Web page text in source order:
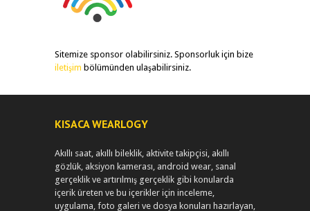
Sitemize sponsor olabilirsiniz. Sponsorluk için bize
iletişim bölümünden ulaşabilirsiniz.
KISACA WEARLOGY
Akıllı saat, akıllı bileklik, aktivite takipçisi, akıllı
gözlük, aksiyon kamerası, android wear, sanal
gerçeklik ve artırılmış gerçeklik gibi konularda
içerik üreten ve bu içerikler için inceleme,
uygulama, foto galeri ve dosya konuları hazırlayan,